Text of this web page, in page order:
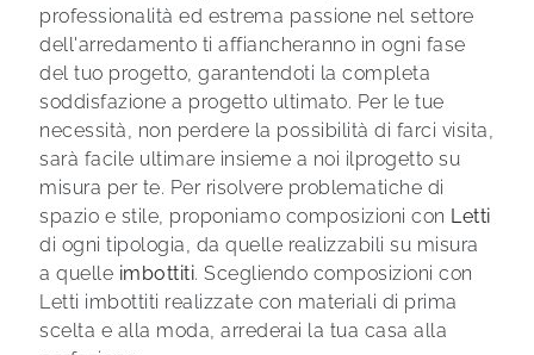
professionalità ed estrema passione nel settore
dell'arredamento ti affiancheranno in ogni fase
del tuo progetto, garantendoti la completa
soddisfazione a progetto ultimato. Per le tue
necessità, non perdere la possibilità di farci visita,
sarà facile ultimare insieme a noi ilprogetto su
misura per te. Per risolvere problematiche di
spazio e stile, proponiamo composizioni con Letti
di ogni tipologia, da quelle realizzabili su misura
a quelle imbottiti. Scegliendo composizioni con
Letti imbottiti realizzate con materiali di prima
scelta e alla moda, arrederai la tua casa alla